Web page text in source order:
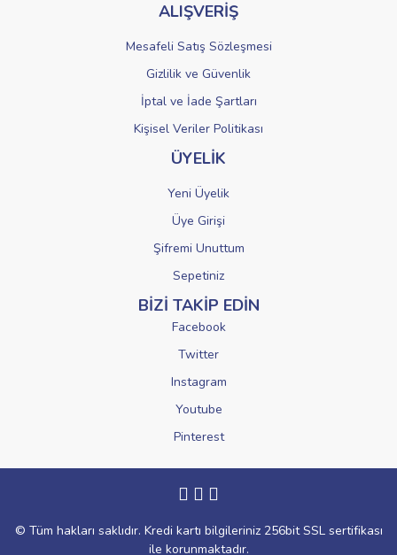
ALIŞVERİŞ
Mesafeli Satış Sözleşmesi
Gizlilik ve Güvenlik
İptal ve İade Şartları
Kişisel Veriler Politikası
ÜYELİK
Yeni Üyelik
Üye Girişi
Şifremi Unuttum
Sepetiniz
BİZİ TAKİP EDİN
Facebook
Twitter
Instagram
Youtube
Pinterest
© Tüm hakları saklıdır. Kredi kartı bilgileriniz 256bit SSL sertifikası
ile korunmaktadır.